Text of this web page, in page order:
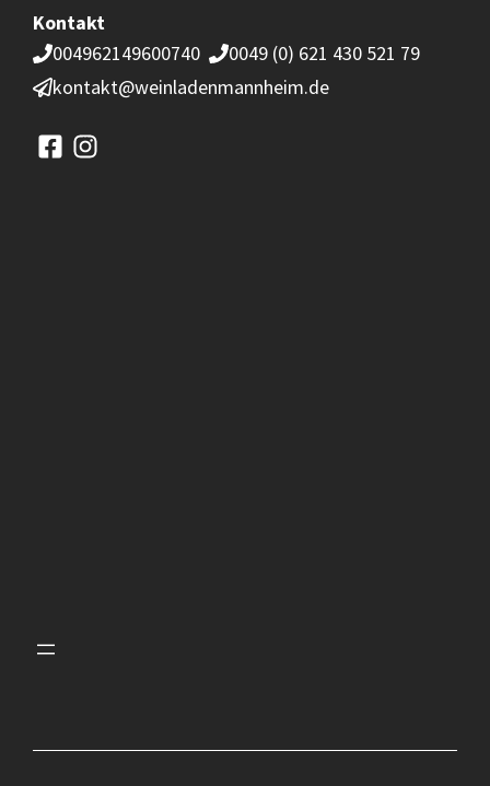
Kontakt
004962149600740
0049 (0) 621 430 521 79
kontakt@weinladenmannheim.de